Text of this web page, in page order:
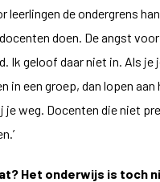
leerlingen de ondergrens
doen. De angst
Ik geloof daar niet in. Als je
in een groep, dan lopen aan
je weg. Docenten die niet
Het onderwijs is toch